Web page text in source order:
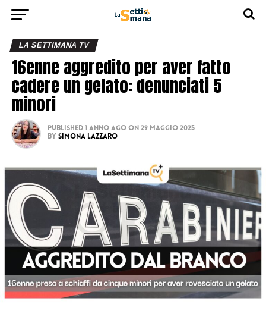
LA SETTIMANA TV
16enne aggredito per aver fatto
cadere un gelato: denunciati 5
minori
Published 1 anno ago on 29 Maggio 2025
By Simona Lazzaro